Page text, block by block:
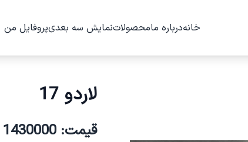
خانهدرباره مامحصولاتنمایش سه بعدیپروفایل من
لاردو 17
قیمت: 1430000 ریال